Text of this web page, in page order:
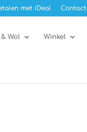
met iDeal Contact
Wol Winkel